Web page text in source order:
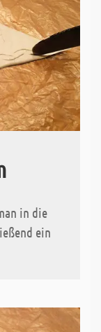
in die
ein